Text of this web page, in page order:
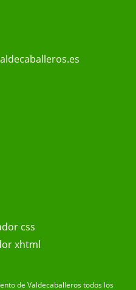
de Valdecaballeros todos los